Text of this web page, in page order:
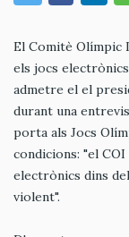
El Comitè Olímpic
els jocs
admetre el el
durant una
porta als Jocs
condicions: "el
electrònics dins
violent".